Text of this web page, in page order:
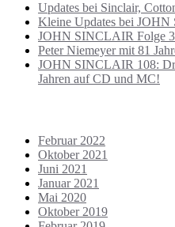
Updates bei Sinclair,
Kleine Updates bei
JOHN SINCLAIR Folge
Peter Niemeyer mit 81
JOHN SINCLAIR 108:
Jahren auf CD und MC!
Februar 2022
Oktober 2021
Juni 2021
Januar 2021
Mai 2020
Oktober 2019